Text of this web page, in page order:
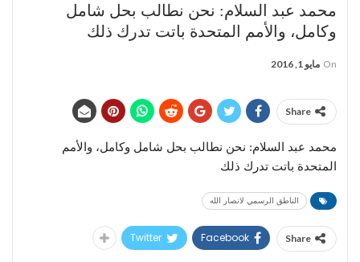
محمد عبد السلام: نحن نطالب بحل شامل
وكامل، والأمم المتحدة باتت تدرك ذلك
On مايو 1, 2016
Share
محمد عبد السلام: نحن نطالب بحل شامل وكامل، والأمم
المتحدة باتت تدرك ذلك
الناطق الرسمي لانصار الله
Share
Facebook
Twitter